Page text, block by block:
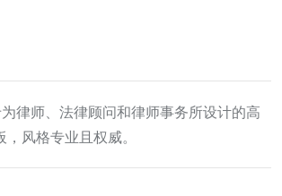
律师、法律顾问和律师事务所设计的高
风格专业且权威。